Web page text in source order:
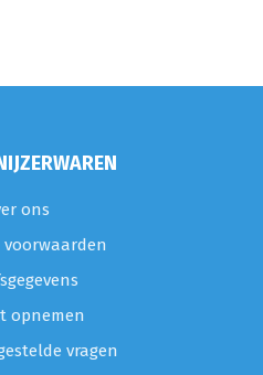
ons
voorwaarden
opnemen
vragen